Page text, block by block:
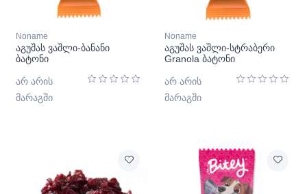
Noname
აგუშას ვაშლი-ბანანი
ბატონი
არ არის
მარაგში
Noname
აგუშას ვაშლი-სტრაბერი
Granola ბატონი
არ არის
მარაგში